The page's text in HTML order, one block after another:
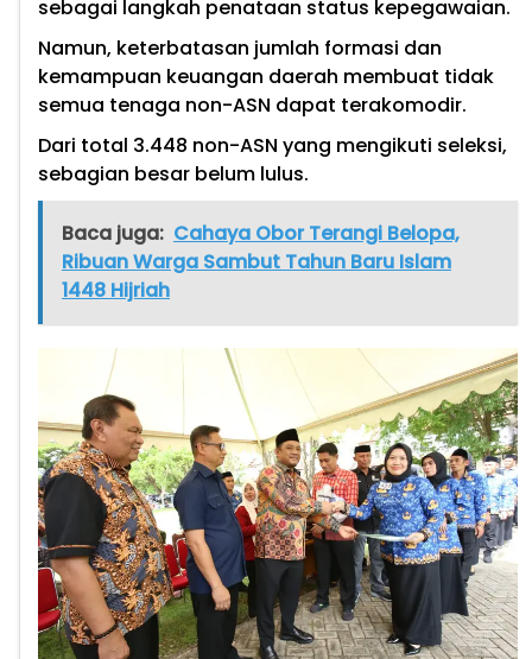
sebagai langkah penataan status kepegawaian.
Namun, keterbatasan jumlah formasi dan
kemampuan keuangan daerah membuat tidak
semua tenaga non-ASN dapat terakomodir.
Dari total 3.448 non-ASN yang mengikuti seleksi,
sebagian besar belum lulus.
Baca juga: Cahaya Obor Terangi Belopa,
Ribuan Warga Sambut Tahun Baru Islam
1448 Hijriah